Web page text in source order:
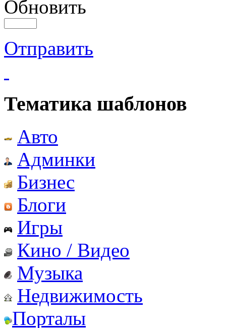
Обновить
Отправить
Тематика шаблонов
Авто
Админки
Бизнес
Блоги
Игры
Кино / Видео
Музыка
Недвижимость
Порталы